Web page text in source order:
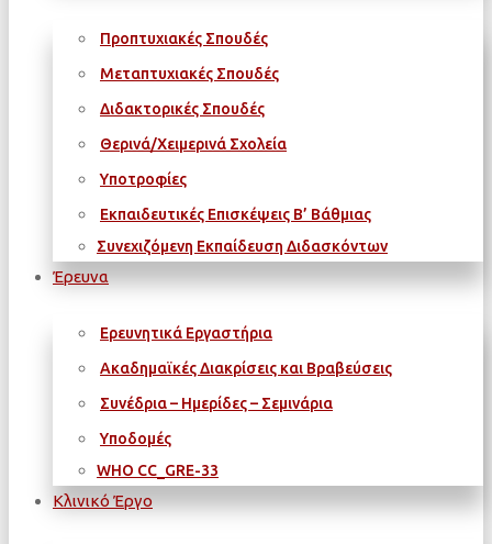
Προπτυχιακές Σπουδές
Μεταπτυχιακές Σπουδές
Διδακτορικές Σπουδές
Θερινά/Χειμερινά Σχολεία
Υποτροφίες
Εκπαιδευτικές Επισκέψεις Β’ Βάθμιας
Συνεχιζόμενη Εκπαίδευση Διδασκόντων
Έρευνα
Ερευνητικά Εργαστήρια
Ακαδημαϊκές Διακρίσεις και Βραβεύσεις
Συνέδρια – Ημερίδες – Σεμινάρια
Υποδομές
WΗΟ CC_GRE-33
Κλινικό Έργο